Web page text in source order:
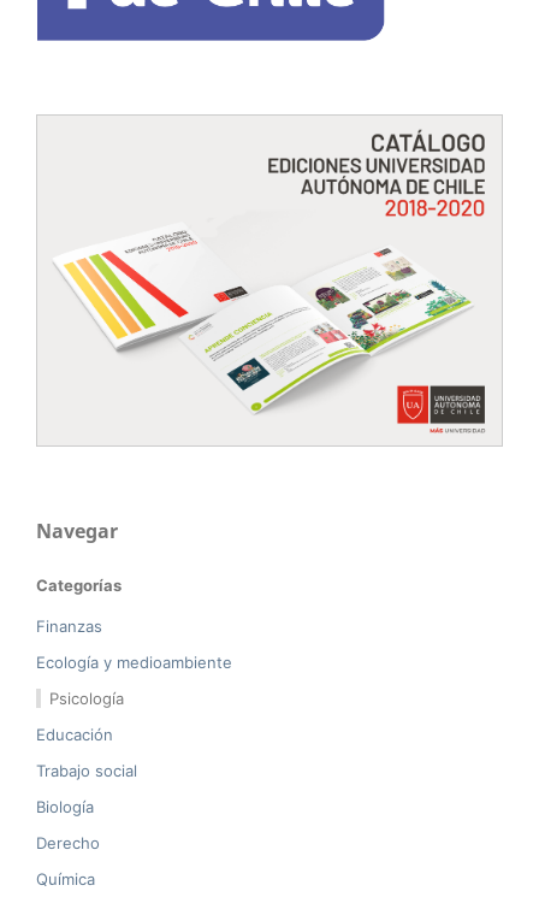
Navegar
Categorías
Finanzas
Ecología y medioambiente
Psicología
Educación
Trabajo social
Biología
Derecho
Química